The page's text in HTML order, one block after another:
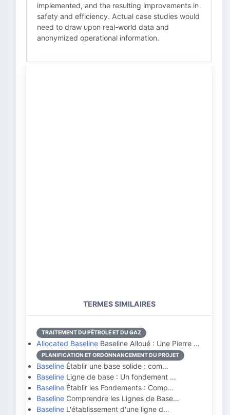
implemented, and the resulting improvements in
safety and efficiency. Actual case studies would
need to draw upon real-world data and
anonymized operational information.
TERMES SIMILAIRES
TRAITEMENT DU PÉTROLE ET DU GAZ
Allocated Baseline Baseline Alloué : Une Pierre …
PLANIFICATION ET ORDONNANCEMENT DU PROJET
Baseline Établir une base solide : com…
Baseline Ligne de base : Un fondement …
Baseline Établir les Fondements : Comp…
Baseline Comprendre les Lignes de Base…
Baseline L'établissement d'une ligne d…